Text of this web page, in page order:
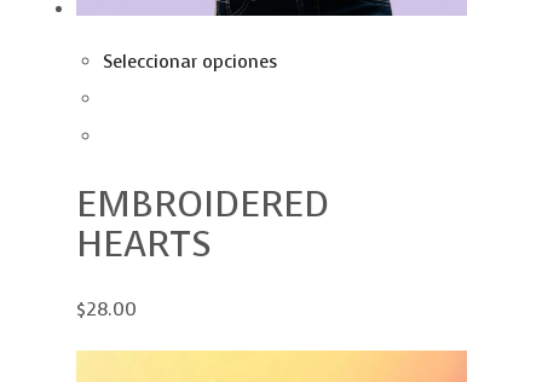
Seleccionar opciones
EMBROIDERED
HEARTS
$28.00